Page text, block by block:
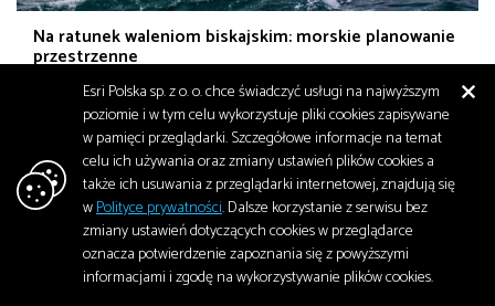
Na ratunek waleniom biskajskim: morskie planowanie
przestrzenne
Nawet nazwa wielorybów biskajskich w języku angielskim – North
Atlantic Right Whale – przypomina o trudnej historii ich kontaktów
Środowisko
październik 2024
2 106
Esri Polska sp. z o. o. chce świadczyć usługi na najwyższym
poziomie i w tym celu wykorzystuje pliki cookies zapisywane
w pamięci przeglądarki. Szczegółowe informacje na temat
celu ich używania oraz zmiany ustawień plików cookies a
także ich usuwania z przeglądarki internetowej, znajdują się
wPolityce prywatności. Dalsze korzystanie z serwisu bez
zmiany ustawień dotyczących cookies w przeglądarce
oznacza potwierdzenie zapoznania się z powyższymi
informacjami i zgodę na wykorzystywanie plików cookies.